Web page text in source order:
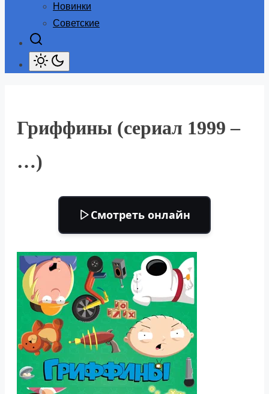
Новинки
Советские
Гриффины (сериал 1999 –
…)
Смотреть онлайн